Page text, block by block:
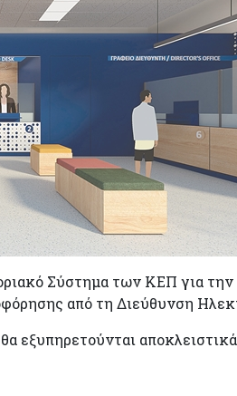
Σύστημα των ΚΕΠ για
από τη Διεύθυνση
εξυπηρετούνται